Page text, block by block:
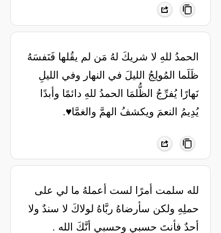
الحمدُ للهِ لا شريكَ لهُ مَن لم يقُلها فَنَفسَهُ
ظَلَما المُولِجُ الليلَ في النهار وفي الليلِ
نَهارًا يُفرِّجُ الظُّلمَا الحمدُ للهِ دائمًا وأبدًا
يُدِيمُ النعمَ ويكشفُ الهمَّ والغمَّا♥️.
لله سلمت أمرًا لست أعملهُ ‏ما لي على
حملِهِ ولكن سأرضاهُ ‏ربَّاهُ لولاكَ لا سندٌ ولا
أحدٌ ‏فأنتَ حسبي وحسبي أنَّكَ الله .